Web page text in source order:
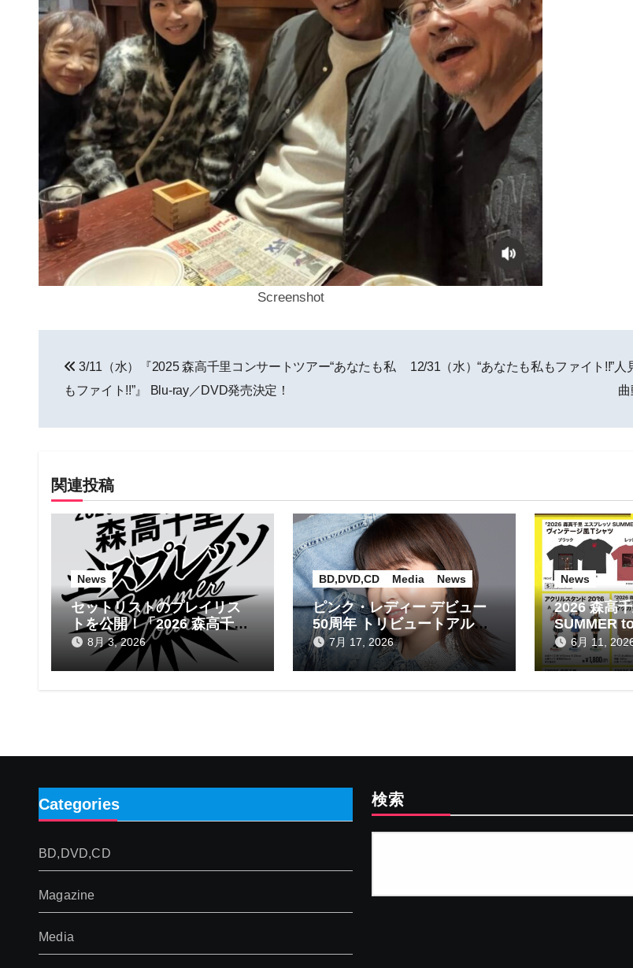
Screenshot
ゲ
ー
ン
3/11（水）『2025 森高千里コンサートツアー“あなたも私
もファイト!!”』 Blu-ray／DVD発売決定！
12/31（水）“あなたも私もファイト!!”
曲
関連投稿
News
セットリストのプレイリス
トを公開！「2026 森高千里
エスプレッソ SUMMER
tour」
8月 3, 2026
BD,DVD,CD Media News
ピンク・レディー デビュー
50周年 トリビュートアルバ
ム7月 17, 2026
News
2026 森高
SUMMER
信販売のお
6月 11,
Categories
BD,DVD,CD
Magazine
Media
検索